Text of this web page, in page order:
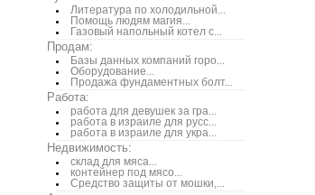
Литература по холодильной...
Помощь людям магия...
Газовый напольный котел с...
Продам:
Базы данных компаний горо...
Оборудование...
Продажа фундаментных болт...
Работа:
работа для девушек за гра...
работа в израиле для русс...
работа в израиле для укра...
Недвижимость:
склад для мяса...
контейнер под мясо...
Средство защиты от мошки,...